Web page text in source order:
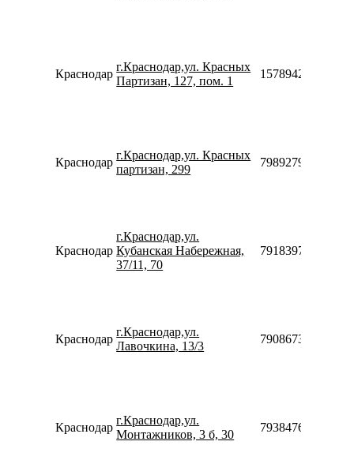
Краснодар
г.Краснодар,ул. Красных
Партизан, 127, пом. 1
157894270683
Краснодар
г.Краснодар,ул. Красных
партизан, 299
79892795000
Краснодар
г.Краснодар,ул.
Кубанская Набережная,
37/11, 70
79183972698
Краснодар
г.Краснодар,ул.
Лавочкина, 13/3
79086731739
Краснодар
г.Краснодар,ул.
Монтажников, 3 б, 30